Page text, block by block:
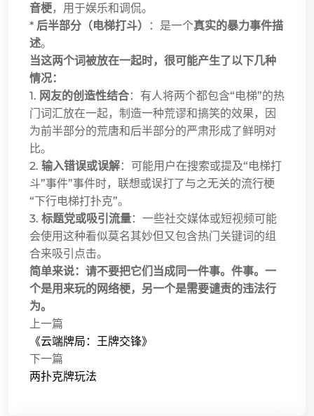
音梗，用于娱乐和调侃。
* 后半部分（电梯打斗） ：是一个真实的暴力事件描
述。
当这两个词被放在一起时，很可能产生了以下几种
情况：
1. 网友的创造性结合：有人将两个都包含“电梯”的热
门词汇放在一起，制造一种荒谬和搞笑的效果，因
为前半部分的荒唐和后半部分的严肃形成了鲜明对
比。
2. 输入错误或误解：可能用户在搜索或提及“电梯打
斗”事件”事件时，联想或误打了与之无关的流行梗
“下行电梯打扑克”。
3. 标题党或吸引流量：一些社交媒体或短视频可能
会使用这种看似莫名其妙但又包含热门关键词的组
合来吸引点击。
简单来说：请不要把它们当成同一件事。件事。一
个是用来玩的网络梗，另一个是需要谴责的违法行
为。
上一篇
《云端牌局：王牌交锋》
下一篇
两扑克牌玩法